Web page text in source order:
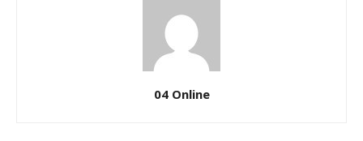
04 Online